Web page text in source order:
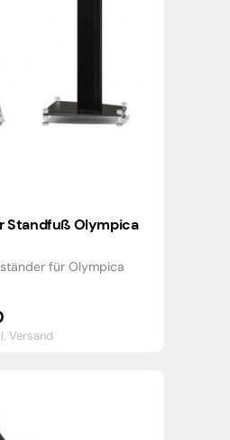
Standfuß Olympica
für Olympica
Versand